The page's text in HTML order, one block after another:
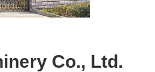
Co., Ltd.